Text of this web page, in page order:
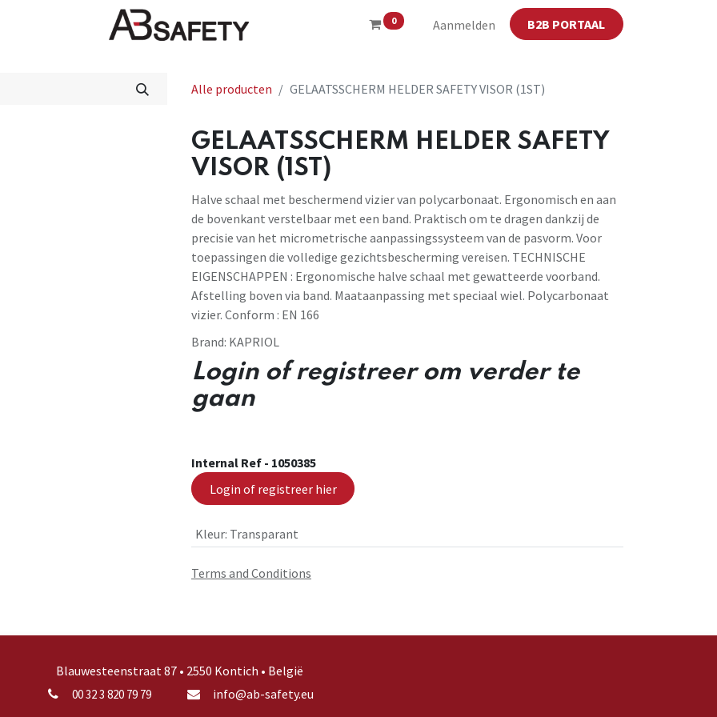
0 Aanmelden B2B PORTAAL
Winkel CE
Alle producten GELAATSSCHERM HELDER SAFETY VISOR (1ST)
GELAATSSCHERM HELDER SAFETY
VISOR (1ST)
Halve schaal met beschermend vizier van polycarbonaat. Ergonomisch en aan
de bovenkant verstelbaar met een band. Praktisch om te dragen dankzij de
precisie van het micrometrische aanpassingssysteem van de pasvorm. Voor
toepassingen die volledige gezichtsbescherming vereisen. TECHNISCHE
EIGENSCHAPPEN : Ergonomische halve schaal met gewatteerde voorband.
Afstelling boven via band. Maataanpassing met speciaal wiel. Polycarbonaat
vizier. Conform : EN 166
Brand: KAPRIOL
Login of registreer om verder te
gaan
Internal Ref - 1050385
Login of registreer hier
Kleur: Transparant
Terms and Conditions
Blauwesteenstraat 87 • 2550 Kontich • België
00 32 3 820 79 79 info@ab-safety.eu